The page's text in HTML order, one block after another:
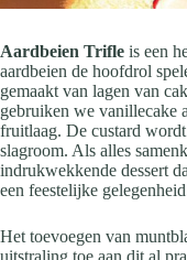
Aardbeien Trifle is een
aardbeien de hoofdrol
gemaakt van lagen van
gebruiken we vanillecake
fruitlaag. De custard
slagroom. Als alles
indrukwekkende dessert
een feestelijke
Het toevoegen van
uitstraling toe aan dit al